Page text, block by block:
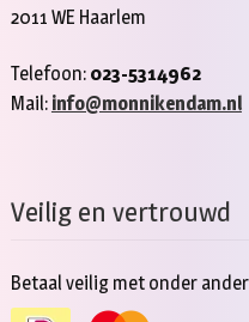
2011 WE Haarlem
Telefoon: 023-5314962
Mail: info@monnikendam.nl
Veilig en vertrouwd
Betaal veilig met onder